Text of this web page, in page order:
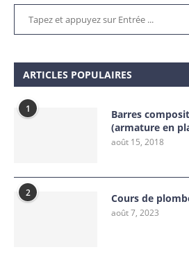
ARTICLES POPULAIRES
1
Barres
(armature en
août 15, 2018
2 Cours de
août 7, 2023